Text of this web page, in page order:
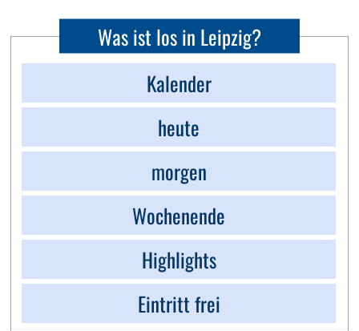
Was ist los in Leipzig?
Kalender
heute
morgen
Wochenende
Highlights
Eintritt frei